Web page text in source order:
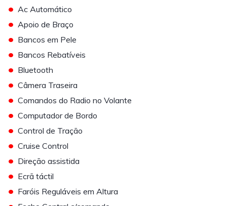
• Ac Automático
• Apoio de Braço
• Bancos em Pele
• Bancos Rebatíveis
• Bluetooth
• Câmera Traseira
• Comandos do Radio no Volante
• Computador de Bordo
• Control de Tração
• Cruise Control
• Direção assistida
• Ecrã táctil
• Faróis Reguláveis em Altura